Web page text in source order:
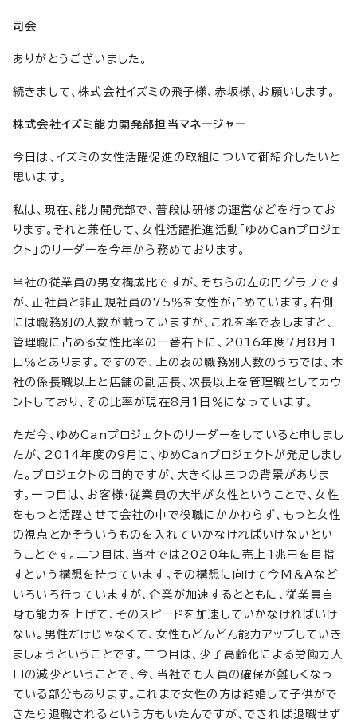
司会
ありがとうございました。
続きまして、株式会社イズミの飛子様、赤坂様、お願いします。
株式会社イズミ能力開発部担当マネージャー
今日は、イズミの女性活躍促進の取組について御紹介したいと
思います。
私は、現在、能力開発部で、普段は研修の運営などを行ってお
ります。それと兼任して、女性活躍推進活動「ゆめCanプロジェ
クト」のリーダーを今年から務めております。
当社の従業員の男女構成比ですが、そちらの左の円グラフです
が、正社員と非正規社員の75％を女性が占めています。右側
には職務別の人数が載っていますが、これを率で表しますと、
管理職に占める女性比率の一番右下に、2016年度7月8月1
日％とあります。ですので、上の表の職務別人数のうちでは、本
社の係長職以上と店舗の副店長、次長以上を管理職としてカウ
ントしており、その比率が現在8月1日％になっています。
ただ今、ゆめCanプロジェクトのリーダーをしていると申しまし
たが、2014年度の9月に、ゆめCanプロジェクトが発足しまし
た。プロジェクトの目的ですが、大きくは三つの背景がありま
す。一つ目は、お客様・従業員の大半が女性ということで、女性
をもっと活躍させて会社の中で役職にかかわらず、もっと女性
の視点とかそういうものを入れていかなければいけないとい
うことです。二つ目は、当社では2020年に売上1兆円を目指
すという構想を持っています。その構想に向けて今M＆Aなど
いろいろ行っていますが、企業が加速するとともに、従業員自
身も能力を上げて、そのスピードを加速していかなければいけ
ない。男性だけじゃなくて、女性もどんどん能力アップしていき
ましょうということです。三つ目は、少子高齢化による労働力人
口の減少ということで、今、当社でも人員の確保が難しくなっ
ている部分もあります。これまで女性の方は結婚して子供がで
きたら退職されるという方もいたんですが、できれば退職せず